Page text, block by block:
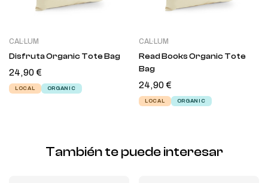
CAL·LUM
Disfruta Organic Tote Bag
24,90€
LOCAL ORGANIC
CAL·LUM
Read Books Organic Tote
Bag
24,90€
LOCAL ORGANIC
También te puede interesar